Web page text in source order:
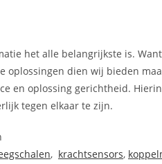
het alle belangrijkste is.
dien wij bieden
en oplossing gerichtheid.
tegen elkaar te zijn.
, krachtsensors,